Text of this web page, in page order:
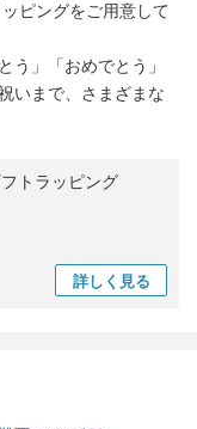
ピングをご用意して
う」「おめでとう」
いまで、さまざまな
トラッピング
詳しく 見る